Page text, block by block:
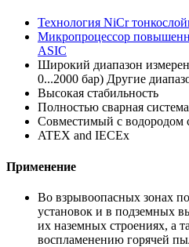
Технология NiCr
Микропроцессор
ASIC
Широкий диапазон
0...2000 бар) Другие
Высокая стабильность
Полностью сварная
Совместимый с водородом
ATEX and IECEx
Применение
Во взрывоопасных зонах
установок и в подземных
их наземных строениях, а
воспламенению горячей